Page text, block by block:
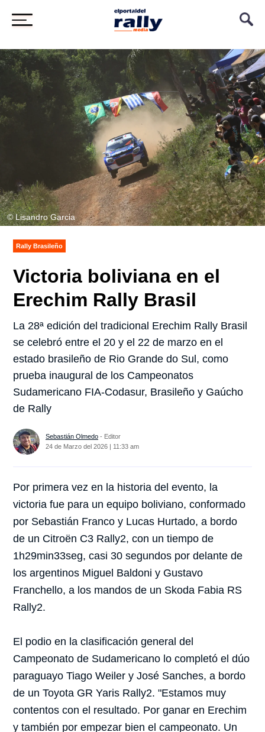
© Lisandro Garcia
Rally Brasileño
Victoria boliviana en el
Erechim Rally Brasil
La 28ª edición del tradicional Erechim Rally Brasil
se celebró entre el 20 y el 22 de marzo en el
estado brasileño de Rio Grande do Sul, como
prueba inaugural de los Campeonatos
Sudamericano FIA-Codasur, Brasileño y Gaúcho
de Rally
Sebastián Olmedo - Editor
24 de Marzo del 2026 | 11:33 am
Por primera vez en la historia del evento, la
victoria fue para un equipo boliviano, conformado
por Sebastián Franco y Lucas Hurtado, a bordo
de un Citroën C3 Rally2, con un tiempo de
1h29min33seg, casi 30 segundos por delante de
los argentinos Miguel Baldoni y Gustavo
Franchello, a los mandos de un Skoda Fabia RS
Rally2.
El podio en la clasificación general del
Campeonato de Sudamericano lo completó el dúo
paraguayo Tiago Weiler y José Sanches, a bordo
de un Toyota GR Yaris Rally2. "Estamos muy
contentos con el resultado. Por ganar en Erechim
y también por empezar bien el campeonato. Un